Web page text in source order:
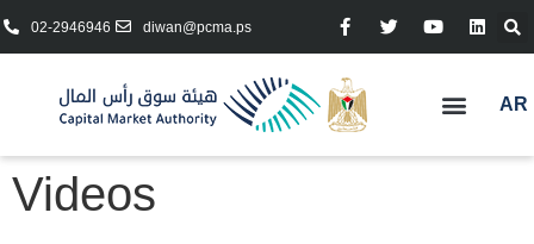
02-2946946 diwan@pcma.ps
AR
Videos